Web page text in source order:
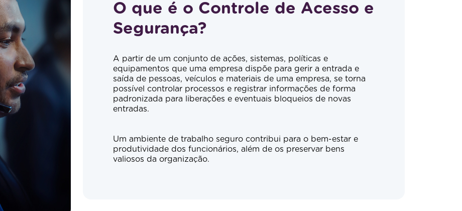
O que é o Controle de Acesso e
Segurança?
A partir de um conjunto de ações, sistemas, políticas e
equipamentos que uma empresa dispõe para gerir a entrada e
saída de pessoas, veículos e materiais de uma empresa, se torna
possível controlar processos e registrar informações de forma
padronizada para liberações e eventuais bloqueios de novas
entradas.
Um ambiente de trabalho seguro contribui para o bem-estar e
produtividade dos funcionários, além de os preservar bens
valiosos da organização.